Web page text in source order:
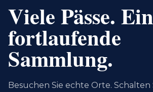
Viele Pässe.
fortlaufende
Sammlung.
Besuchen Sie echte Orte. Schalten